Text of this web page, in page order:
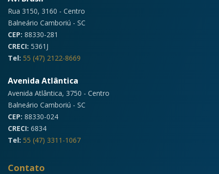
Rua 3150, 3160 - Centro
Balneário Camboriú - SC
CEP: 88330-281
CRECI: 5361J
Tel: 55 (47) 2122-8669
Avenida Atlântica
Avenida Atlântica, 3750 - Centro
Balneário Camboriú - SC
CEP: 88330-024
CRECI: 6834
Tel: 55 (47) 3311-1067
Contato